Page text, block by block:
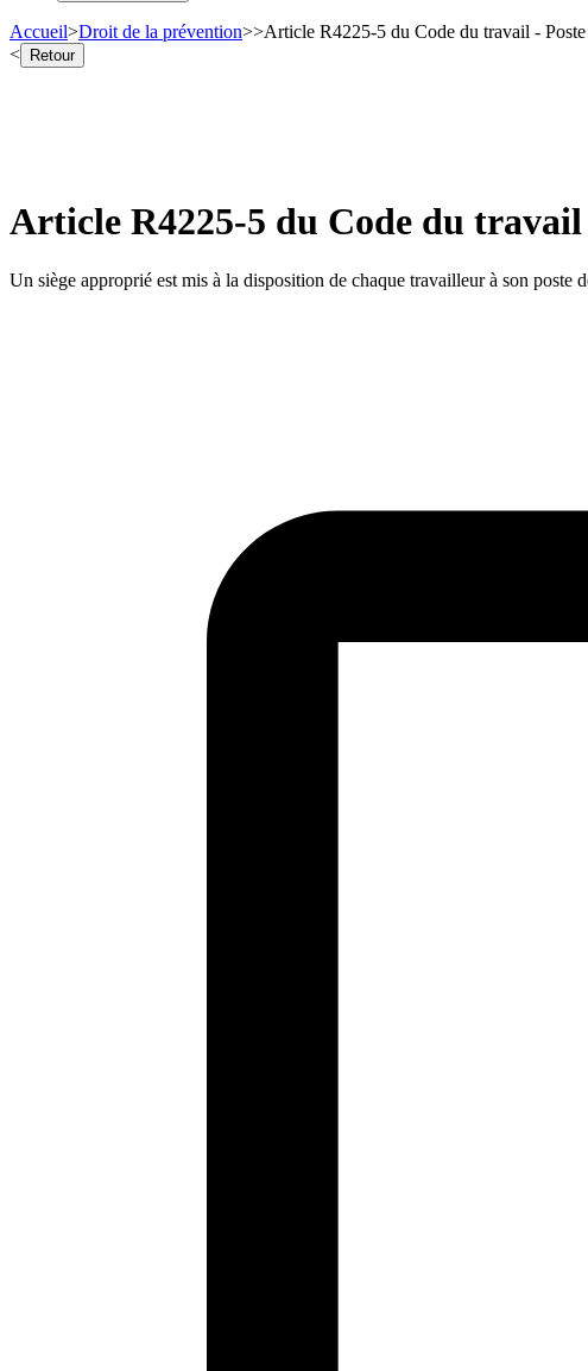
Accueil>Droit de la prévention>>Article R4225-5 du Code du travail -
< Retour
Article R4225-5 du Code du
Un siège approprié est mis à la disposition de chaque travailleur à son poste